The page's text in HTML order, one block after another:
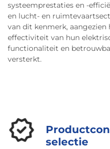
systeemprestaties en -
en lucht- en
van dit kenmerk,
effectiviteit van hun
functionaliteit en
versterkt.
selectie